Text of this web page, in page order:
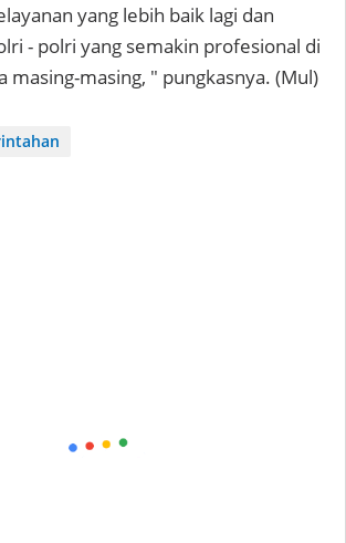
yang lebih baik lagi dan
- polri yang semakin profesional di
masing-masing, " pungkasnya. (Mul)